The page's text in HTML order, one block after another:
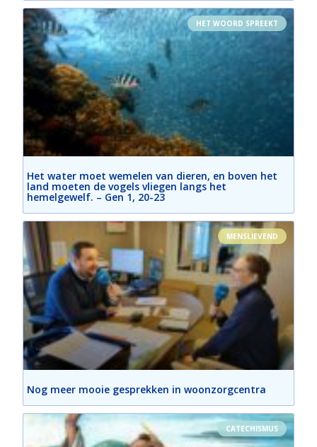
HET WOORD SPREEKT
Het water moet wemelen van dieren, en boven het
land moeten de vogels vliegen langs het
hemelgewelf. – Gen 1, 20-23
MENSLIEVEND
Nog meer mooie gesprekken in woonzorgcentra
CATECHISMUS